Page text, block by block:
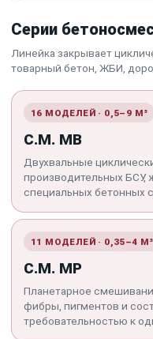
Серии
Линейка закрывает
товарный бетон, ЖБИ,
16 МОДЕЛЕЙ · 0,5–9 М³
C.M. MB
Двухвальные
производительных БСУ,
специальных бетонных
11 МОДЕЛЕЙ · 0,35–4 М³
C.M. MP
Планетарное
фибры, пигментов и
требовательностью к